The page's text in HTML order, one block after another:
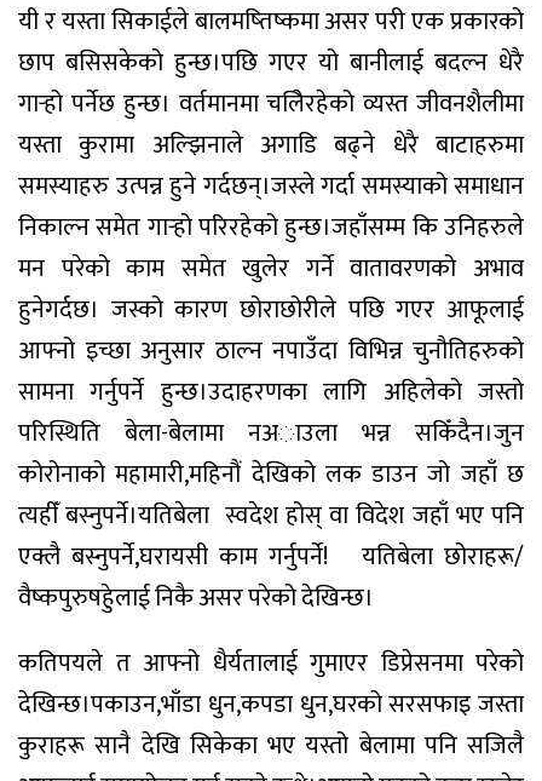
यी र यस्ता सिकाईले बालमष्तिष्कमा असर परी एक प्रकारको
छाप बसिसकेको हुन्छ।पछि गएर यो बानीलाई बदल्न धेरै
गार्‍हो पर्नेछ हुन्छ। वर्तमानमा चलिेरहेको व्यस्त जीवनशैलीमा
यस्ता कुरामा अल्झिनाले अगाडि बढ्ने धेरै बाटाहरुमा
समस्याहरु उत्पन्न हुने गर्दछन्।जस्ले गर्दा समस्याको समाधान
निकाल्न समेत गार्‍हो परिरहेको हुन्छ।जहाँसम्म कि उनिहरुले
मन परेको काम समेत खुलेर गर्ने वातावरणको अभाव
हुनेगर्दछ। जस्को कारण छोराछोरीले पछि गएर आफूलाई
आफ्नो इच्छा अनुसार ठाल्न नपाउँदा विभिन्न चुनौतिहरुको
सामना गर्नुपर्ने हुन्छ।उदाहरणका लागि अहिलेको जस्तो
परिस्थिति बेला-बेलामा नअाउला भन्न सकिँदैन।जुन
कोरोनाको महामारी,महिनौं देखिको लक डाउन जो जहाँ छ
त्यहीँ बस्नुपर्ने।यतिबेला स्वदेश होस् वा विदेश जहाँ भए पनि
एक्लै बस्नुपर्ने,घरायसी काम गर्नुपर्ने!
यतिबेला छोराहरू/
वैष्कपुरुषहेुलाई निकै असर परेको देखिन्छ।
कतिपयले त आफ्नो धैर्यतालाई गुमाएर डिप्रेसनमा परेको
देखिन्छ।पकाउन,भाँडा धुन,कपडा धुन,घरको सरसफाइ जस्ता
कुराहरू सानै देखि सिकेका भए यस्तो बेलामा पनि सजिलै